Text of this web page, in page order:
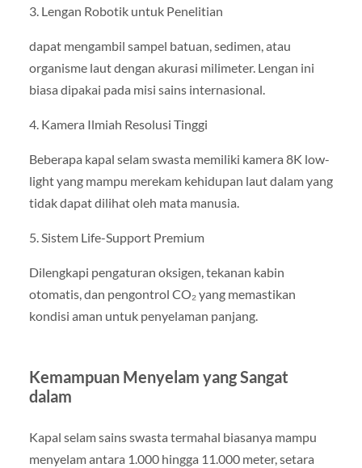
3. Lengan Robotik untuk Penelitian
dapat mengambil sampel batuan, sedimen, atau
organisme laut dengan akurasi milimeter. Lengan ini
biasa dipakai pada misi sains internasional.
4. Kamera Ilmiah Resolusi Tinggi
Beberapa kapal selam swasta memiliki kamera 8K low-
light yang mampu merekam kehidupan laut dalam yang
tidak dapat dilihat oleh mata manusia.
5. Sistem Life-Support Premium
Dilengkapi pengaturan oksigen, tekanan kabin
otomatis, dan pengontrol CO₂ yang memastikan
kondisi aman untuk penyelaman panjang.
Kemampuan Menyelam yang Sangat
dalam
Kapal selam sains swasta termahal biasanya mampu
menyelam antara 1.000 hingga 11.000 meter, setara